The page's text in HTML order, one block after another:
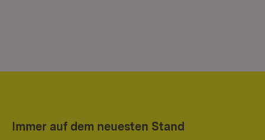
Immer auf dem neuesten Stand